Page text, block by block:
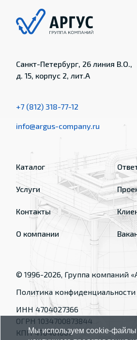
Санкт-Петербург, 26 линия В.О.,
д. 15, корпус 2, лит.А
+7 (812) 318-77-12
info@argus-company.ru
Каталог
Услуги
Контакты
О компании
© 1996-2026, Группа компаний
Политика конфиденциальности
ИНН 4704027366
ОГРН 1034700873844
КПП 470401001
Мы используем cookie-файлы